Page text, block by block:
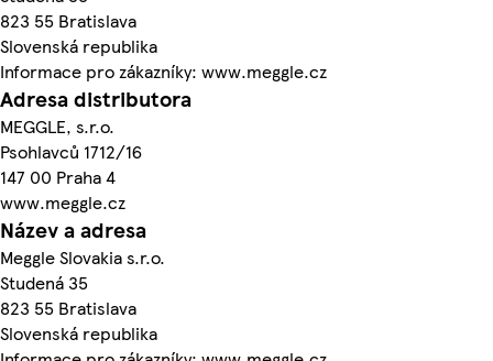
823 55 Bratislava
Slovenská republika
Informace pro zákazníky: www.meggle.cz
Adresa distributora
MEGGLE, s.r.o.
Psohlavců 1712/16
147 00 Praha 4
www.meggle.cz
Název a adresa
Meggle Slovakia s.r.o.
Studená 35
823 55 Bratislava
Slovenská republika